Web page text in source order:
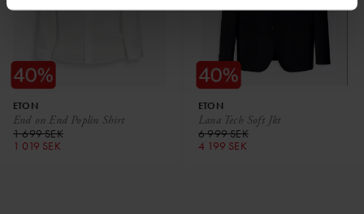
End on End Poplin Shirt
ETON
1 699 SEK
1 019 SEK
Lana Tech Soft Jkt
ETON
6 999 SEK
4 199 SEK